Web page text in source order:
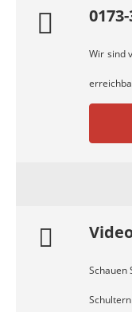
Wir sind
Schauen
Schultern